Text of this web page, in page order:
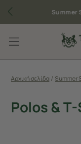
Δωρεάν
Αρχική σελίδα / Summer
Polos &